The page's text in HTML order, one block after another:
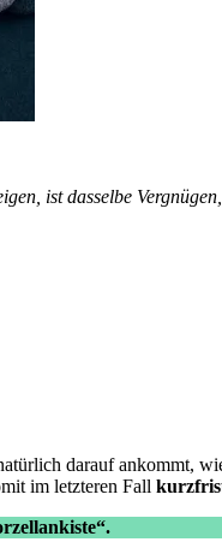
ist dasselbe
darauf ankommt,
im letzteren Fall